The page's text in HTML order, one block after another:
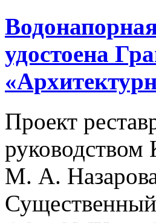
удостоена
Проект
М. А.
Существенный